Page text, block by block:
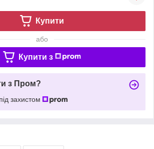
Купити
або
Купити з
з Пром?
захистом